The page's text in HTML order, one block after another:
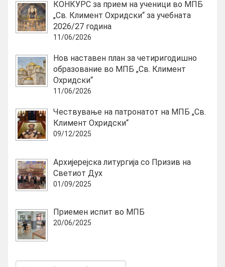
КОНКУРС за прием на ученици во МПБ
„Св. Климент Охридски“ за учебната
2026/27 година
11/06/2026
Нов наставен план за четиригодишно
образование во МПБ „Св. Климент
Охридски“
11/06/2026
Чествување на патронатот на МПБ „Св.
Климент Охридски“
09/12/2025
Архијерејска литургија со Призив на
Светиот Дух
01/09/2025
Приемен испит во МПБ
20/06/2025